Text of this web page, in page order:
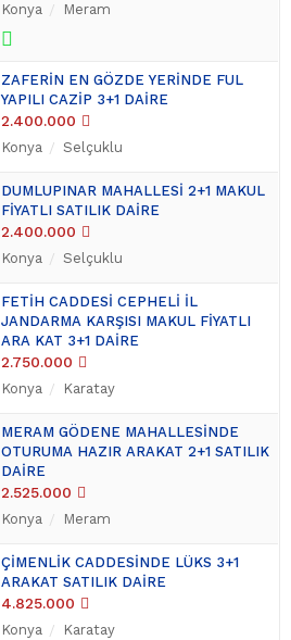
Konya Meram
ZAFERİN EN GÖZDE YERİNDE FUL
YAPILI CAZİP 3+1 DAİRE
2.400.000
Konya Selçuklu
DUMLUPINAR MAHALLESİ 2+1 MAKUL
FİYATLI SATILIK DAİRE
2.400.000
Konya Selçuklu
FETİH CADDESİ CEPHELİ İL
JANDARMA KARŞISI MAKUL FİYATLI
ARA KAT 3+1 DAİRE
2.750.000
Konya Karatay
MERAM GÖDENE MAHALLESİNDE
OTURUMA HAZIR ARAKAT 2+1 SATILIK
DAİRE
2.525.000
Konya Meram
ÇİMENLİK CADDESİNDE LÜKS 3+1
ARAKAT SATILIK DAİRE
4.825.000
Konya Karatay